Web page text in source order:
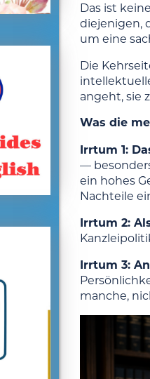
Das ist
diejenigen,
um eine
Die
angeht, sie
Was die
Irrtum 1:
—
ein hohes
Nachteile
Irrtum 2:
Irrtum 3:
manche,